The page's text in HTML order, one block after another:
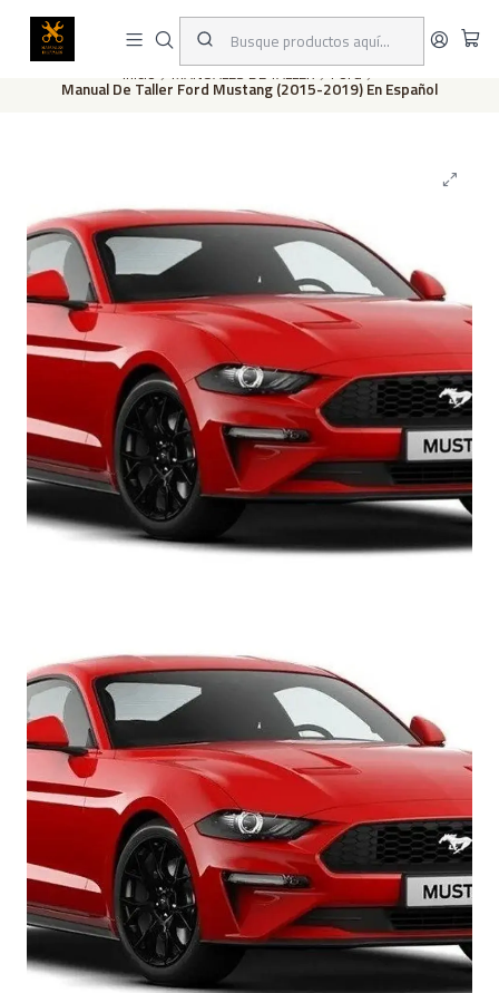
Este es el texto del slide
Inicio MANUALES DE TALLER Ford
Manual De Taller Ford Mustang (2015-2019) En Español